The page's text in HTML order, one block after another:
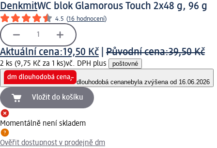
DenkmitWC blok Glamorous Touch 2x48 g, 96 g
4.5 (16 hodnocení)
Aktuální cena:19,50 Kč Původní cena:39,50 Kč
2 ks (9,75 Kč za 1 ks)vč. DPH plus poštovné
dlouhodobá cenanebyla zvýšena od 16.06.2026
Vložit do košíku
Momentálně není skladem
Ověřit dostupnost v prodejně dm